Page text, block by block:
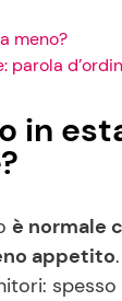
meno?
parola
in
è normale
appetito